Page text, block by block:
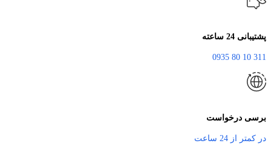
پشتیبانی 24 ساعته
311 10 80 0935
برسی درخواست
در کمتر از 24 ساعت